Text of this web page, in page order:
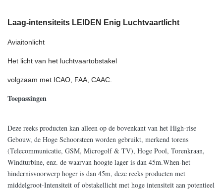
Laag-intensiteits LEIDEN Enig Luchtvaartlicht
Aviaitonlicht
Het licht van het luchtvaartobstakel
volgzaam met ICAO, FAA, CAAC.
Toepassingen
Deze reeks producten kan alleen op de bovenkant van het High-rise
Gebouw, de Hoge Schoorsteen worden gebruikt, merkend torens
(Telecommunicatie, GSM, Microgolf & TV), Hoge Pool, Torenkraan,
Windturbine, enz. de waarvan hoogte lager is dan 45m.When-het
hindernisvoorwerp hoger is dan 45m, deze reeks producten met
middelgroot-Intensiteit of obstakellicht met hoge intensiteit aan potentieel